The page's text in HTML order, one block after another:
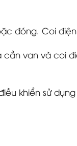
đóng. Coi
van và coi
khiển sử